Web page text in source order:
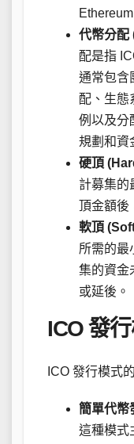
代幣分
配是指
通常包含
配、生態
例以及分
規劃和資
硬頂
計募集的
頂金額後
軟頂
所需的最
集的資金
或延後。
ICO 發
ICO 發行模式
簡單代幣
這種模式